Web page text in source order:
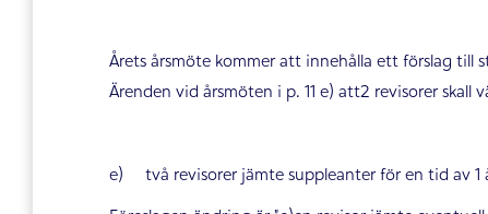
Årets årsmöte kommer att innehålla ett förslag till
Ärenden vid årsmöten i p. 11 e) att2 revisorer skall
e) två revisorer jämte suppleanter för en tid av 1